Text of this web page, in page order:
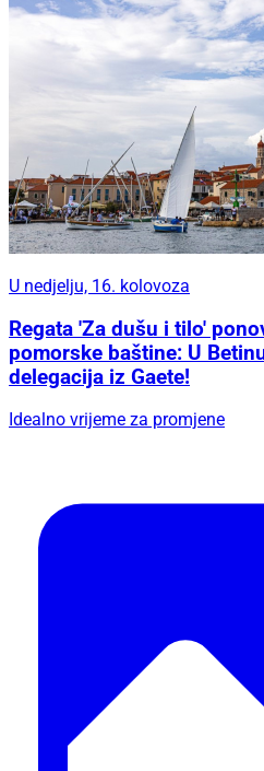
U nedjelju, 16. kolovoza
Regata 'Za dušu i tilo'
pomorske baštine: U
delegacija iz Gaete!
Idealno vrijeme za promjene